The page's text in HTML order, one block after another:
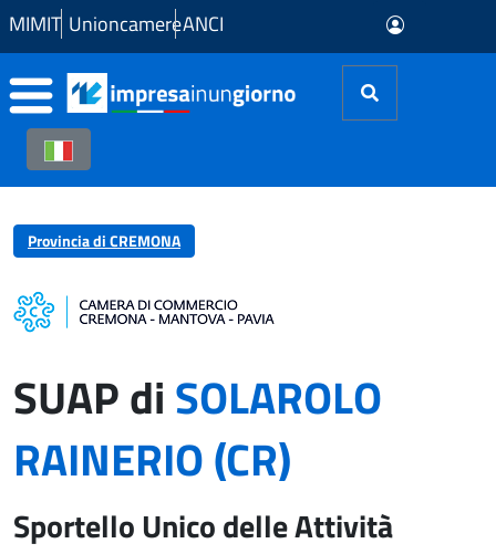
Skip to Main Content
MIMIT UnioncamereANCI
Provincia di CREMONA
SUAP diSOLAROLO
RAINERIO (CR)
Sportello Unico delle Attività